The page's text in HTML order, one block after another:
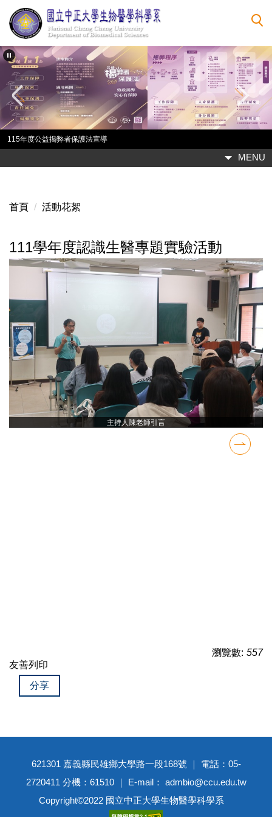
跳
到
主
要
內
容
區
恭賀第九屆CCU iGEM勇奪金牌
MENU
首頁 活動花絮
111學年度認識生醫專題實驗活動
主持人陳老師引言
瀏覽數: 557
友善列印
分享
621301 嘉義縣民雄鄉大學路一段168號 ｜ 電話：05-
2720411 分機：61510 ｜ E-mail： admbio@ccu.edu.tw
Copyright©2022 國立中正大學生物醫學科學系